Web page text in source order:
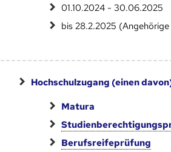
01.10.2024 - 30.06.2025
bis 28.2.2025
Hochschulzugang (einen
Matura
Berufsreifeprüfung